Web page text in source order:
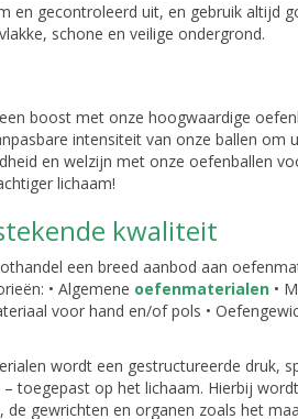
en gecontroleerd uit, en gebruik altijd
schone en veilige ondergrond.
boost met onze hoogwaardige
intensiteit van onze ballen om
en welzijn met onze oefenballen
lichaam!
kwaliteit
een breed aanbod aan
• Algemene oefenmaterialen •
voor hand en/of pols •
wordt een gestructureerde druk,
toegepast op het lichaam. Hierbij
de gewrichten en organen zoals het